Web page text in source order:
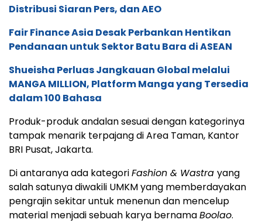
Distribusi Siaran Pers, dan AEO
Fair Finance Asia Desak Perbankan Hentikan
Pendanaan untuk Sektor Batu Bara di ASEAN
Shueisha Perluas Jangkauan Global melalui
MANGA MILLION, Platform Manga yang Tersedia
dalam 100 Bahasa
Produk-produk andalan sesuai dengan kategorinya
tampak menarik terpajang di Area Taman, Kantor
BRI Pusat, Jakarta.
Di antaranya ada kategoriFashion & Wastra yang
salah satunya diwakili UMKM yang memberdayakan
pengrajin sekitar untuk menenun dan mencelup
material menjadi sebuah karya bernamaBoolao.